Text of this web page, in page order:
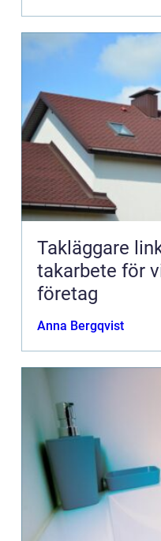
Takläggare
takarbete för
företag
Anna Bergqvist